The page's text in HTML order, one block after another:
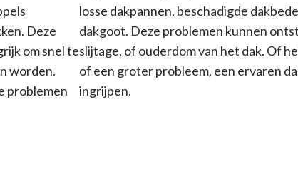
Deze
om snel te
worden.
problemen
losse dakpannen, beschadigde
dakgoot. Deze problemen kunnen
slijtage, of ouderdom van het dak. Of
of een groter probleem, een ervaren
ingrijpen.